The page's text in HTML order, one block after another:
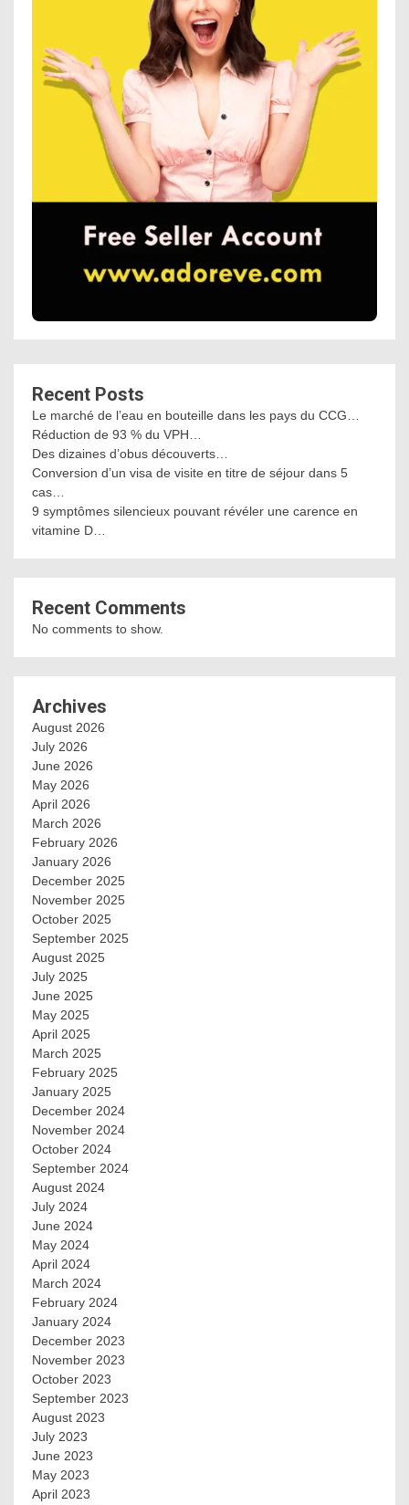
Recent Posts
Le marché de l’eau en bouteille dans les pays du CCG…
Réduction de 93 % du VPH…
Des dizaines d’obus découverts…
Conversion d’un visa de visite en titre de séjour dans 5
cas…
9 symptômes silencieux pouvant révéler une carence en
vitamine D…
Recent Comments
No comments to show.
Archives
August 2026
July 2026
June 2026
May 2026
April 2026
March 2026
February 2026
January 2026
December 2025
November 2025
October 2025
September 2025
August 2025
July 2025
June 2025
May 2025
April 2025
March 2025
February 2025
January 2025
December 2024
November 2024
October 2024
September 2024
August 2024
July 2024
June 2024
May 2024
April 2024
March 2024
February 2024
January 2024
December 2023
November 2023
October 2023
September 2023
August 2023
July 2023
June 2023
May 2023
April 2023